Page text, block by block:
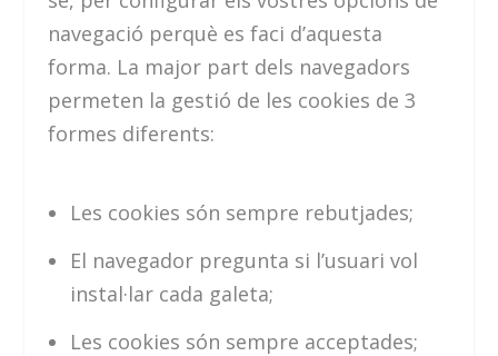
navegació perquè es faci d’aquesta
forma. La major part dels navegadors
permeten la gestió de les cookies de 3
formes diferents:
Les cookies són sempre rebutjades;
El navegador pregunta si l’usuari vol
instal·lar cada galeta;
Les cookies són sempre acceptades;